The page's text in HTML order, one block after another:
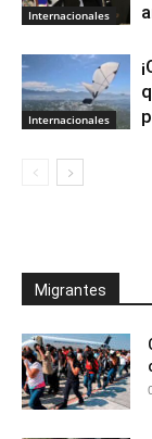
Internacionales
Internacionales
Migrantes